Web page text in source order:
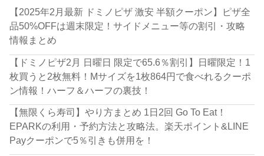
【2025年2月最新 ドミノピザ 激安 半額クーポン】ピザ全
品50%OFFは週末限定！サイドメニュー等の割引・攻略
情報まとめ
【ドミノピザ2月 日曜日 限定で65.6％割引】日曜限定！1
枚買うと2枚無料！Mサイズを1枚864円で食べれるクーポ
ン情報！ハーフ＆ハーフの裏技！
【無限くら寿司】やり方まとめ 1日2回 Go To Eat！
EPARKの利用・予約方法と攻略法。楽天ポイント&LINE
Payクーポンで5％引きも併用を！